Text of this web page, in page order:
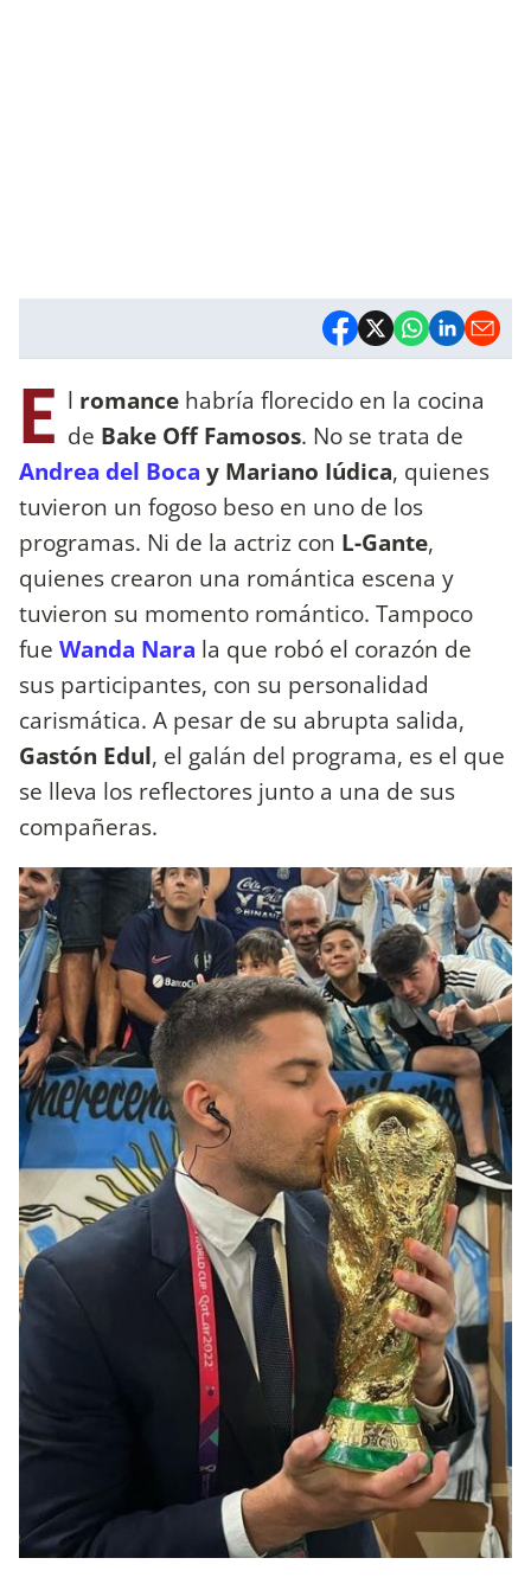
E l romance habría florecido en la cocina
de Bake Off Famosos. No se trata de
Andrea del Boca y Mariano Iúdica, quienes
tuvieron un fogoso beso en uno de los
programas. Ni de la actriz con L-Gante,
quienes crearon una romántica escena y
tuvieron su momento romántico. Tampoco
fue Wanda Nara la que robó el corazón de
sus participantes, con su personalidad
carismática. A pesar de su abrupta salida,
Gastón Edul, el galán del programa, es el que
se lleva los reflectores junto a una de sus
compañeras.